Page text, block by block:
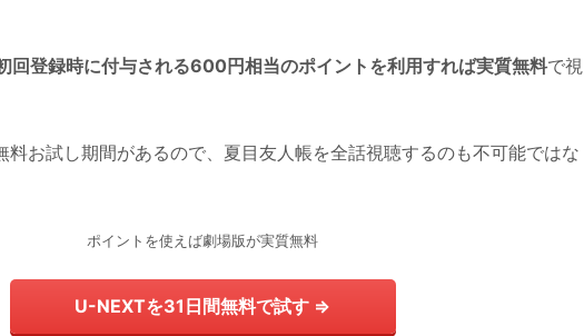
回登録時に付与される600円相当のポイントを利用すれば実質無料で視
料お試し期間があるので、夏目友人帳を全話視聴するのも不可能ではな
ポイントを使えば劇場版が実質無料
U-NEXTを31日間無料で試す ⇒